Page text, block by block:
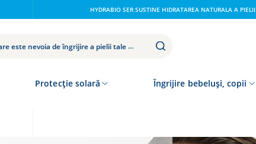
HYDRABIO SER SUSTINE HIDRATAREA NATURALA A PIELII
Protecție solară Îngrijire bebeluși, copii